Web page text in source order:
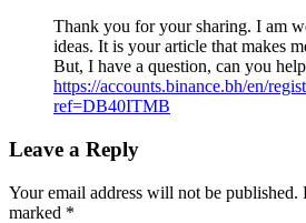
Thank you for your sharing. I am
ideas. It is your article that makes
But, I have a question, can you
https://accounts.binance.bh/en/
ref=DB40ITMB
Leave a Reply
Your email address will not be published.
marked *